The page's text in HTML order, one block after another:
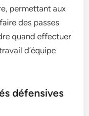
permettant aux
des passes
quand effectuer
d’équipe
défensives